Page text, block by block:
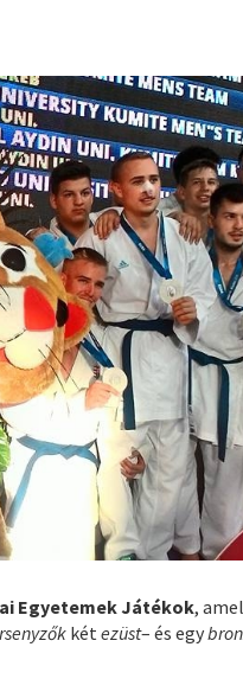
Egyetemek Játékok,
kétezüst– és egy